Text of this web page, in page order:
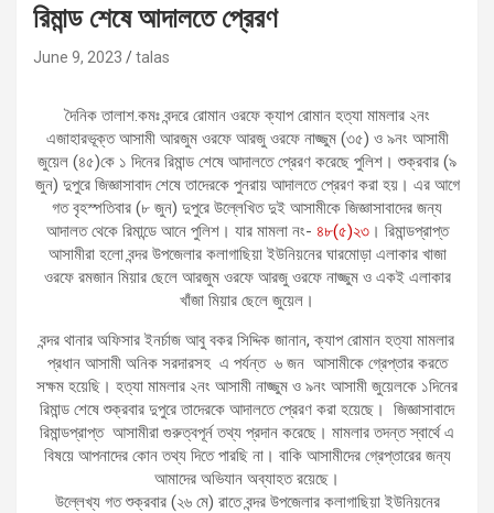
রিমান্ড শেষে আদালতে প্রেরণ
June 9, 2023 talas
দৈনিক তালাশ.কমঃ বন্দরে রোমান ওরফে ক্যাপ রোমান হত্যা মামলার ২নং
এজাহারভূক্ত আসামী আরজুম ওরফে আরজু ওরফে নাজ্জুম (৩৫) ও ৯নং আসামী
জুয়েল (৪৫)কে ১ দিনের রিমান্ড শেষে আদালতে প্রেরণ করেছে পুলিশ। শুক্রবার (৯
জুন) দুপুরে জিজ্ঞাসাবাদ শেষে তাদেরকে পুনরায় আদালতে প্রেরণ করা হয়। এর আগে
গত বৃহস্পতিবার (৮ জুন) দুপুরে উল্লেখিত দুই আসামীকে জিজ্ঞাসাবাদের জন্য
আদালত থেকে রিমান্ডে আনে পুলিশ। যার মামলা নং- ৪৮(৫)২৩। রিমান্ডপ্রাপ্ত
আসামীরা হলো বন্দর উপজেলার কলাগাছিয়া ইউনিয়নের ঘারমোড়া এলাকার খাজা
ওরফে রমজান মিয়ার ছেলে আরজুম ওরফে আরজু ওরফে নাজ্জুম ও একই এলাকার
খাঁজা মিয়ার ছেলে জুয়েল।
বন্দর থানার অফিসার ইনর্চাজ আবু বকর সিদ্দিক জানান, ক্যাপ রোমান হত্যা মামলার
প্রধান আসামী অনিক সরদারসহ এ পর্যন্ত ৬ জন আসামীকে গ্রেপ্তার করতে
সক্ষম হয়েছি। হত্যা মামলার ২নং আসামী নাজ্জুম ও ৯নং আসামী জুয়েলকে ১দিনের
রিমান্ড শেষে শুক্রবার দুপুরে তাদেরকে আদালতে প্রেরণ করা হয়েছে। জিজ্ঞাসাবাদে
রিমান্ডপ্রাপ্ত আসামীরা গুরুত্বপূর্ন তথ্য প্রদান করেছে। মামলার তদন্ত স্বার্থে এ
বিষয়ে আপনাদের কোন তথ্য দিতে পারছি না। বাকি আসামীদের গ্রেপ্তারের জন্য
আমাদের অভিযান অব্যাহত রয়েছে।
উল্লেখ্য গত শুক্রবার (২৬ মে) রাতে বন্দর উপজেলার কলাগাছিয়া ইউনিয়নের